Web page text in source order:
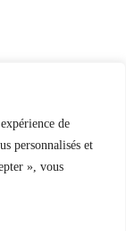
de
personnalisés et
», vous